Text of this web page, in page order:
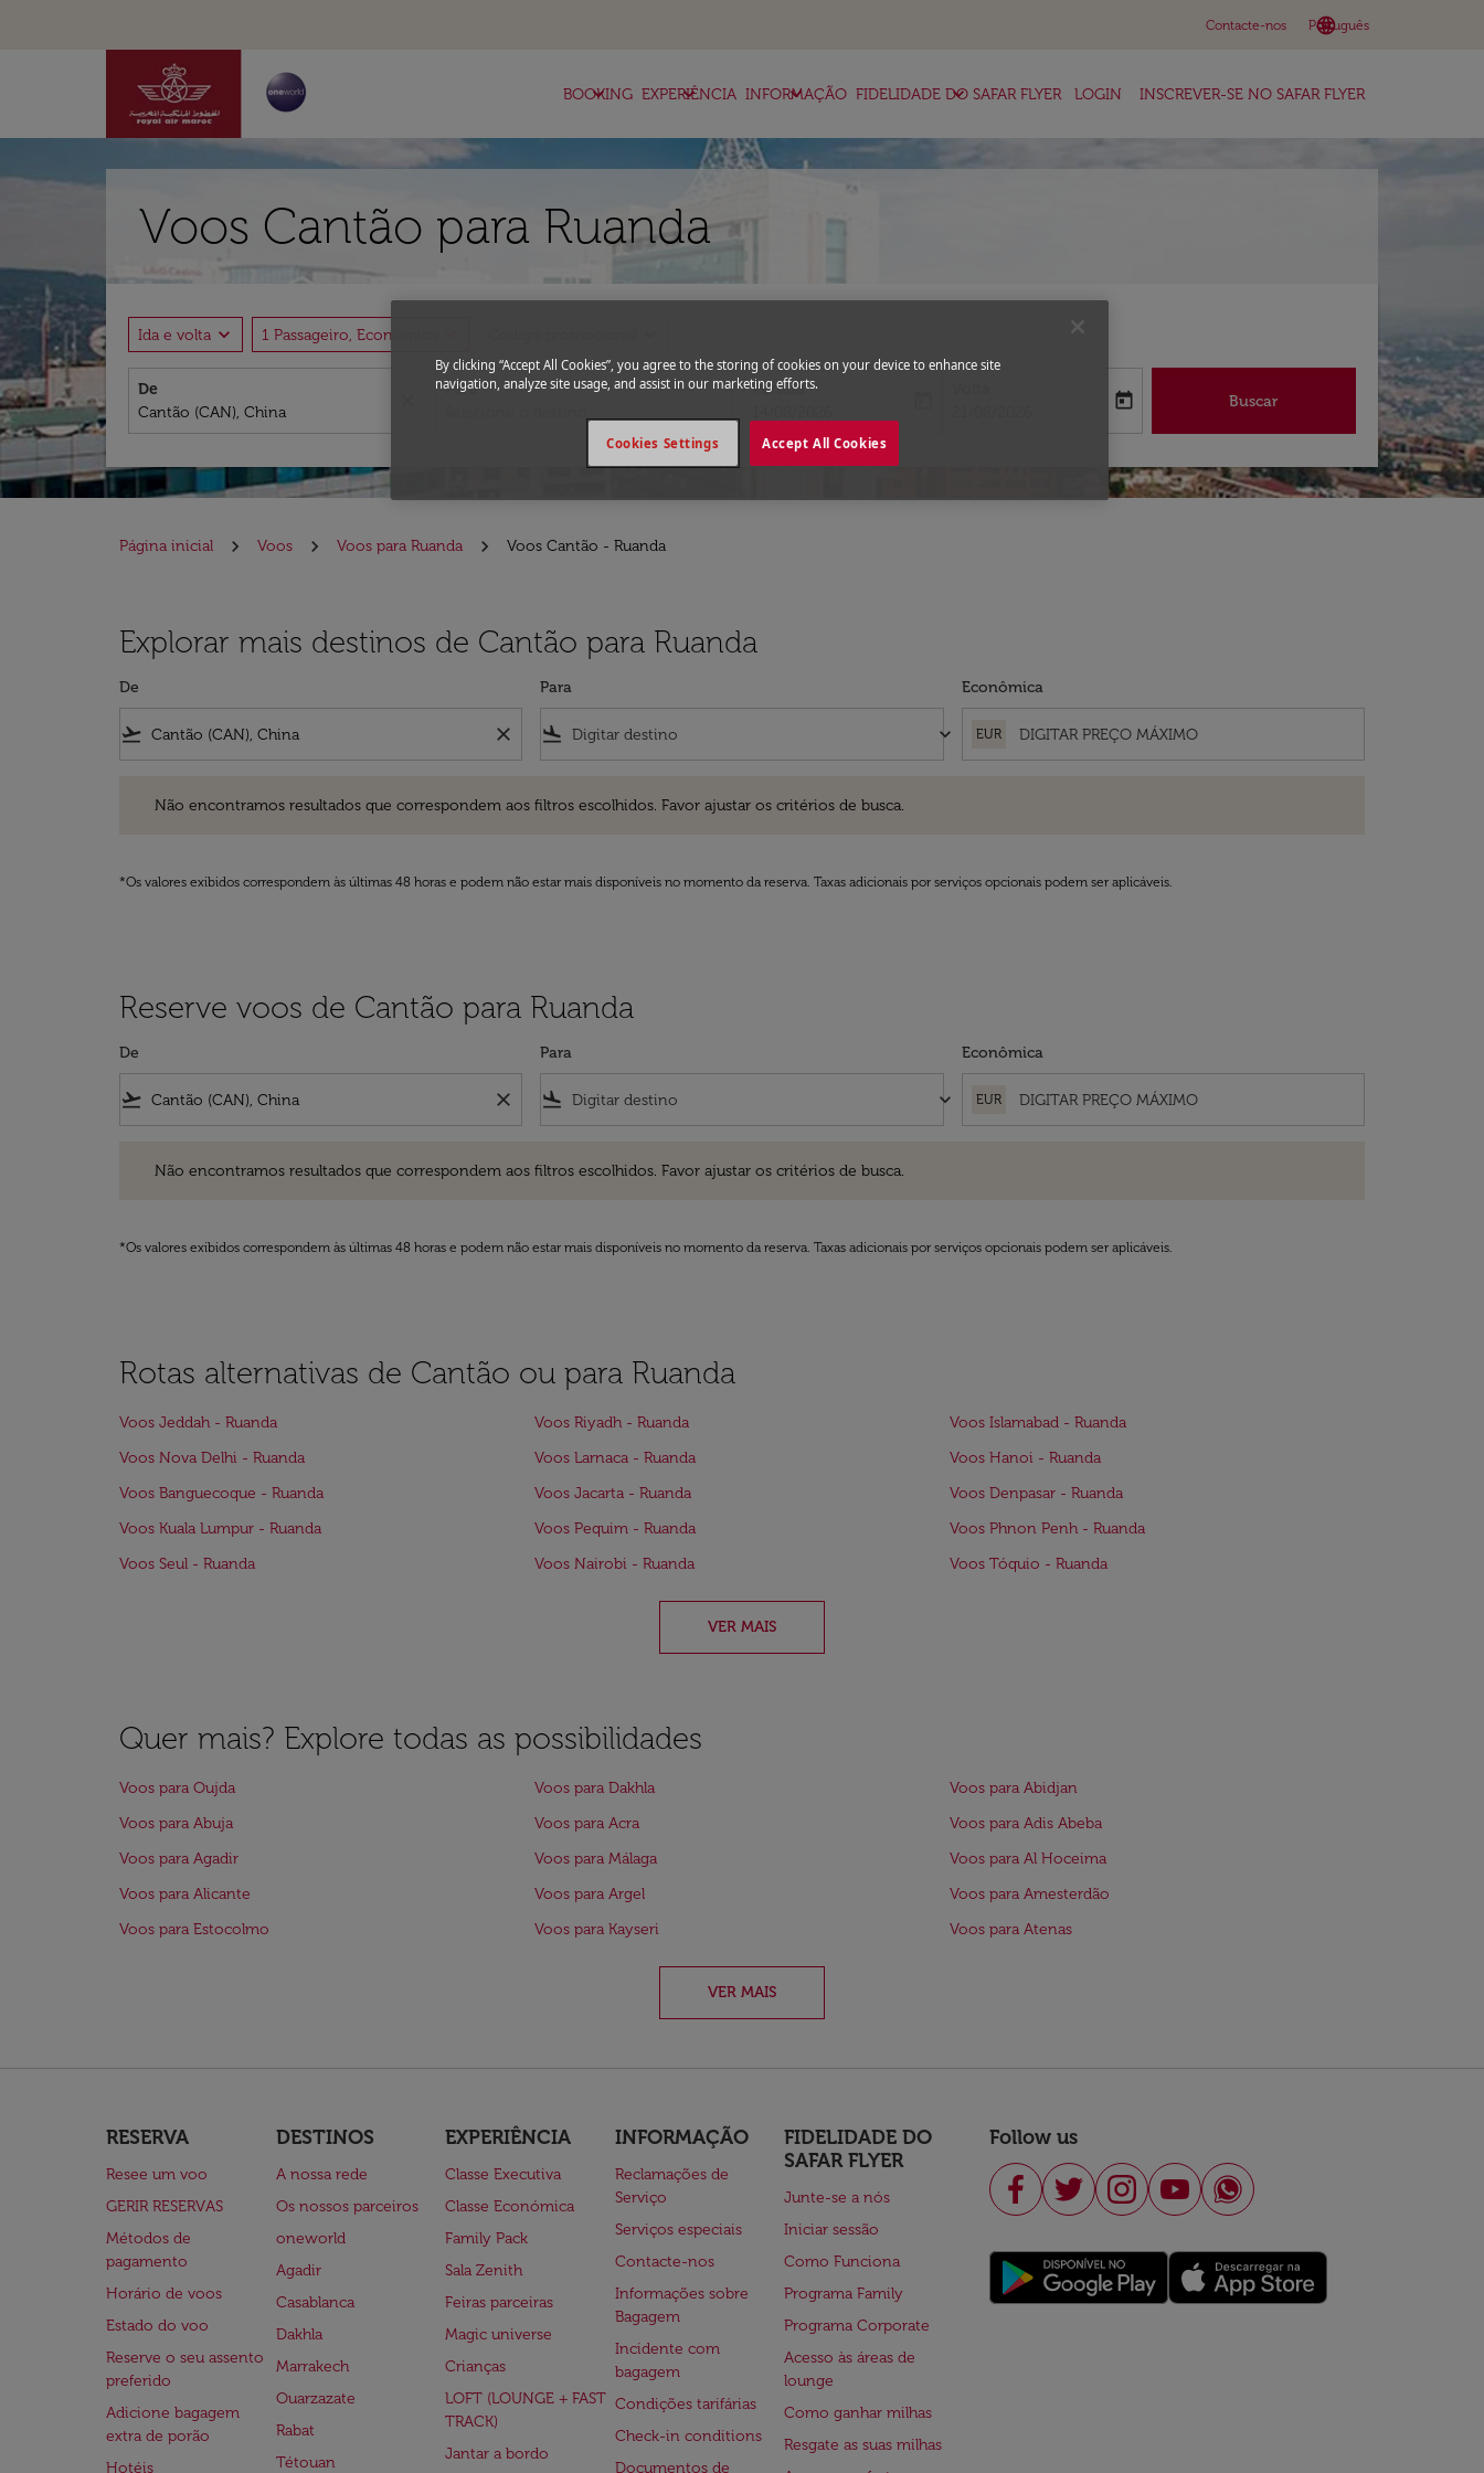
Contacte-nos language
Português
keyboard_arrow_down
BOOKING
keyboard_arrow_down EXPERIÊNCIA
keyboard_arrow_down INFORMAÇÃO
keyboard_arrow_down FIDELIDADE DO SAFAR FLYER
keyboard_arrow_down LOGIN INSCREVER-SE NO SAFAR FLYER
Voos Cantão para Ruanda
Ida e volta expand_more 1 Passageiro, Econômica
De Para
Partida
fc-booking-return-date-aria-label
today Buscar
Página inicial Voos Voos para Ruanda Voos Cantão - Ruanda
Explorar mais destinos de Cantão para Ruanda
De
flight_takeoff close
Para
flight_land keyboard_arrow_down
Econômica
EUR
Não encontramos resultados que correspondem aos filtros escolhidos. Favor ajustar os critérios de busca.
*Os valores exibidos correspondem às últimas 48 horas e podem não estar mais disponíveis no momento da reserva. Taxas adicionais por serviços opcionais podem ser aplicáveis.
Reserve voos de Cantão para Ruanda
De
flight_takeoff close
Para
flight_land keyboard_arrow_down
Econômica
EUR
Não encontramos resultados que correspondem aos filtros escolhidos. Favor ajustar os critérios de busca.
*Os valores exibidos correspondem às últimas 48 horas e podem não estar mais disponíveis no momento da reserva. Taxas adicionais por serviços opcionais podem ser aplicáveis.
Rotas alternativas de Cantão ou para Ruanda
Voos Jeddah - Ruanda Voos Riyadh - Ruanda
Voos Islamabad - Ruanda
Voos Nova Delhi - Ruanda
Voos Larnaca - Ruanda
Voos Hanoi - Ruanda
Voos Banguecoque - Ruanda
Voos Jacarta - Ruanda
Voos Denpasar - Ruanda
Voos Kuala Lumpur - Ruanda
Voos Pequim - Ruanda
Voos Phnon Penh - Ruanda
Voos Seul - Ruanda
Voos Nairobi - Ruanda Voos Tóquio - Ruanda
VER MAIS
Quer mais? Explore todas as possibilidades
Voos para Oujda Voos para Dakhla
Voos para Abidjan
Voos para Abuja
Voos para Acra
Voos para Adis Abeba
Voos para Agadir
Voos para Málaga
Voos para Al Hoceima
Voos para Alicante
Voos para Argel
Voos para Amesterdão
Voos para Estocolmo
Voos para Kayseri Voos para Atenas
VER MAIS
RESERVA
Resee um voo
GERIR RESERVAS
Métodos de
pagamento
Horário de voos
Estado do voo
Reserve o seu assento
preferido
Adicione bagagem
extra de porão
Hotéis
DESTINOS
A nossa rede
Os nossos parceiros
oneworld
Agadir
Casablanca
Dakhla
Marrakech
Ouarzazate
Rabat
Tétouan
EXPERIÊNCIA
Classe Executiva
Classe Económica
Family Pack
Sala Zenith
Feiras parceiras
Magic universe
Crianças
LOFT (LOUNGE + FAST
TRACK)
Jantar a bordo
INFORMAÇÃO
Reclamações de
Serviço
Serviços especiais
Contacte-nos
Informações sobre
Bagagem
Incidente com
bagagem
Condições tarifárias
Check-in conditions
Documentos de
FIDELIDADE DO
SAFAR FLYER
Junte-se a nós
Iniciar sessão
Como Funciona
Programa Family
Programa Corporate
Acesso às áreas de
lounge
Como ganhar milhas
Resgate as suas milhas
Follow us
By clicking “Accept All Cookies”, you agree to the storing of cookies on your device to enhance site
navigation, analyze site usage, and assist in our marketing efforts.
Accept All Cookies
Cookies Settings